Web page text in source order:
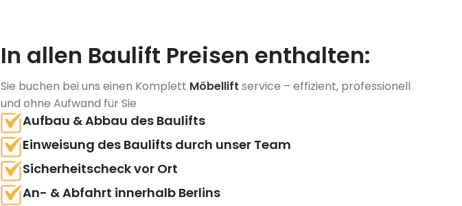
In allen Baulift Preisen enthalten:
Sie buchen bei uns einen Komplett Möbellift service – effizient, professionell
und ohne Aufwand für Sie
Aufbau & Abbau des Baulifts
Einweisung des Baulifts durch unser Team
Sicherheitscheck vor Ort
An- & Abfahrt innerhalb Berlins